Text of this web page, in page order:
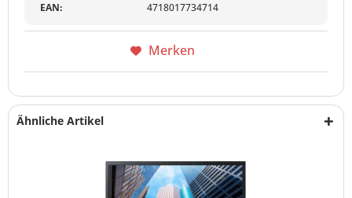
EAN:
4718017734714
Merken
Ähnliche Artikel